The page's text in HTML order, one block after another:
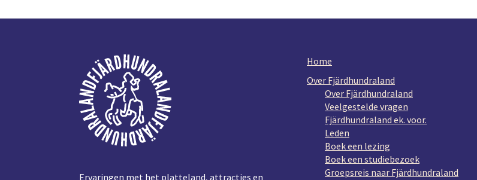
Ervaringen met het platteland, attracties en
Home
Over Fjärdhundraland
Over Fjärdhundraland
Veelgestelde vragen
Fjärdhundraland ek. voor.
Leden
Boek een lezing
Boek een studiebezoek
Groepsreis naar Fjärdhundraland